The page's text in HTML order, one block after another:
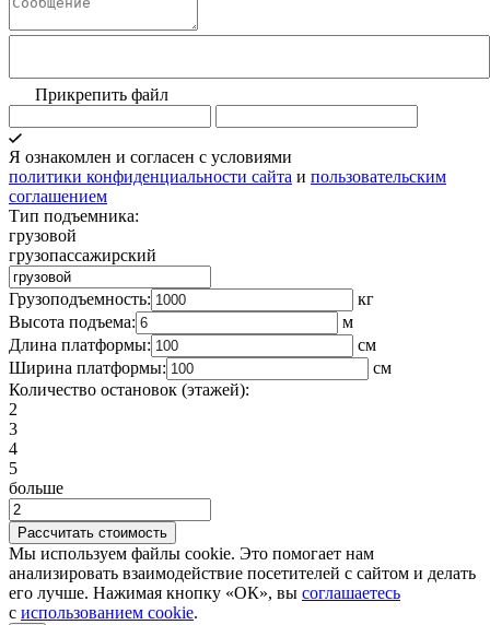
Прикрепить файл
Я ознакомлен и согласен с условиями
политики конфиденциальности сайта и пользовательским
соглашением
Тип подъемника:
грузовой
грузопассажирский
Грузоподъемность:
кг
Высота подъема:
м
Длина платформы:
cм
Ширина платформы:
см
Количество остановок (этажей):
2
3
4
5
больше
Мы используем файлы cookie. Это помогает нам
анализировать взаимодействие посетителей с сайтом и делать
его лучше. Нажимая кнопку «ОК», вы соглашаетесь
с использованием cookie.